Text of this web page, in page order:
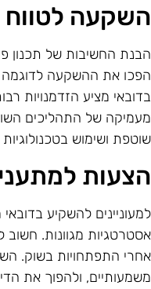
לטווח
החשיבות של תכנון
את ההשקעה לדוגמה
מציע הזדמנויות
של התהליכים
ושימוש
להשקיע
מגוונות. חשוב
התפתחויות בשוק.
ולהפוך את